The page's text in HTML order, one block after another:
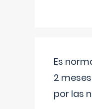
Es
2
por las